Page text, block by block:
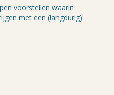
voorstellen waarin
met een (langdurig)